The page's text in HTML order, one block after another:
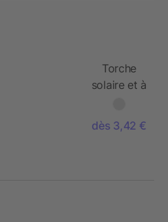
Torche
solaire et à
dès 3,42 €